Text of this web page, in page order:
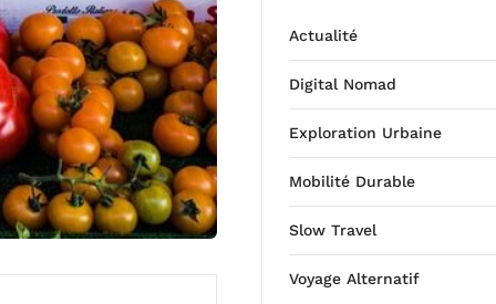
Actualité
Digital Nomad
Exploration Urbaine
Mobilité Durable
Slow Travel
Voyage Alternatif